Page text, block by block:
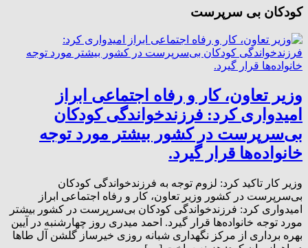
کودکان بی سرپرست
وزیر تعاون، کار و رفاه اجتماعی ابراز
امیدواری کرد: فرزندخواندگی کودکان
بی‌سرپرست در کشور بیشتر مورد توجه
خانواده‌ها قرار گیرد.
وزیر کار تاکید کرد: لزوم توجه به فرزندخواندگی کودکان
بی‌سرپرست در کشور وزیر تعاون، کار و رفاه اجتماعی ابراز
امیدواری کرد: فرزندخواندگی کودکان بی‌سرپرست در کشور بیشتر
مورد توجه خانواده‌ها قرار گیرد. احمد میدری روز چهارشنبه در آیین
بهره برداری از مرکز نگهداری شبانه روزی خیرساز گلشن آل طاها